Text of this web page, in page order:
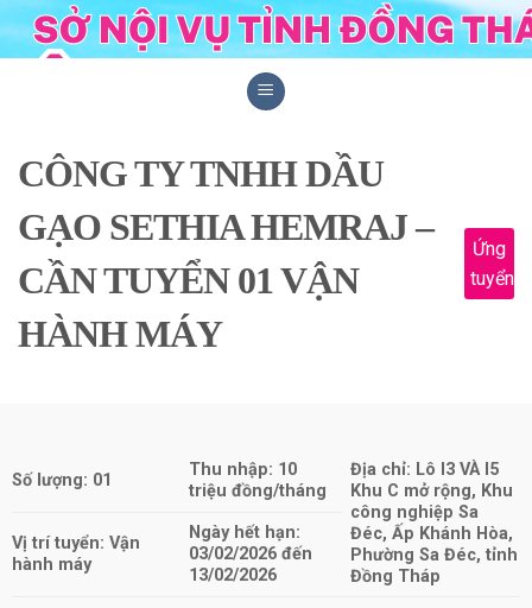
Skip
to
CÔNG TY TNHH DẦU
GẠO SETHIA HEMRAJ –
CẦN TUYỂN 01 VẬN
HÀNH MÁY
Ứng
tuyển
Số lượng: 01
Thu nhập: 10
triệu đồng/tháng
Địa chỉ: Lô I3 VÀ I5
Khu C mở rộng, Khu
công nghiệp Sa
Đéc, Ấp Khánh Hòa,
Phường Sa Đéc, tỉnh
Đồng Tháp
Vị trí tuyển: Vận
hành máy
Ngày hết hạn:
03/02/2026 đến
13/02/2026